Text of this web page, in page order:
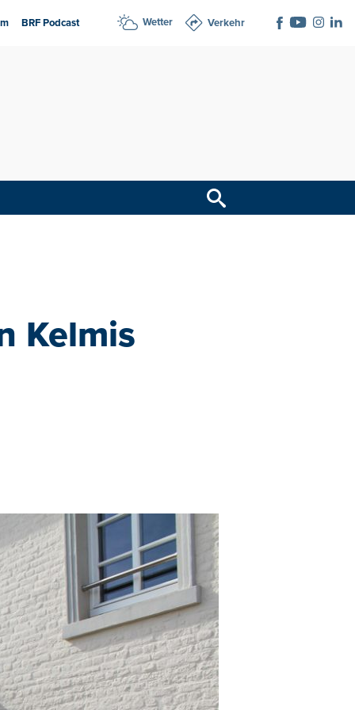
BRF Podcast Wetter Verkehr
Kelmis